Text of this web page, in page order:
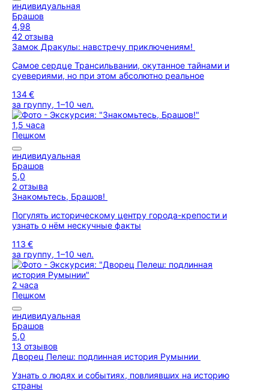
индивидуальная
Брашов
4,98
42 отзыва
Замок Дракулы: навстречу приключениям!
Самое сердце Трансильвании, окутанное тайнами и
суевериями, но при этом абсолютно реальное
134 €
за группу, 1–10 чел.
1,5 часа
Пешком
индивидуальная
Брашов
5,0
2 отзыва
Знакомьтесь, Брашов!
Погулять историческому центру города-крепости и
узнать о нём нескучные факты
113 €
за группу, 1–10 чел.
2 часа
Пешком
индивидуальная
Брашов
5,0
13 отзывов
Дворец Пелеш: подлинная история Румынии
Узнать о людях и событиях, повлиявших на историю
страны